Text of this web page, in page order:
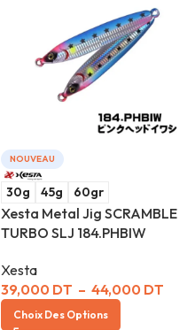
NOUVEAU
30g 45g 60gr
Xesta Metal Jig SCRAMBLE
TURBO SLJ 184.PHBIW
Xesta
39,000 DT – 44,000 DT
Choix Des Options